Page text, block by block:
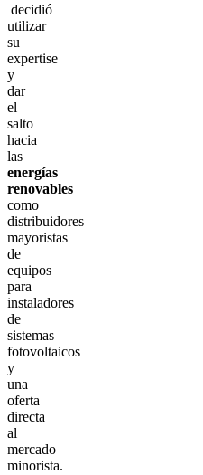
decidió
utilizar
su
expertise
y
dar
el
salto
hacia
las
energías
renovables
como
distribuidores
mayoristas
de
equipos
para
instaladores
de
sistemas
fotovoltaicos
y
una
oferta
directa
al
mercado
minorista.